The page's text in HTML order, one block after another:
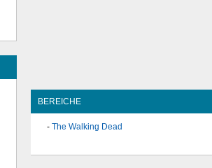
BEREICHE
The Walking Dead